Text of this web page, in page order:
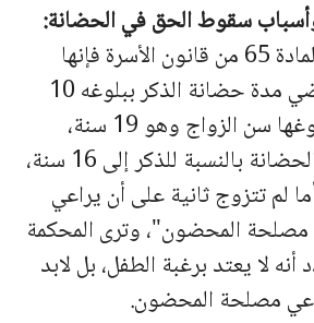
سقوط الحق في الحضانة:
بالرجوع إلى نص المادة 65 من قانون الأسرة فإنها
تنص على أنه "تنقضي مدة حضانة الذكر ببلوغه 10
سنوات والأنثى ببلوغها سن الزواج وهو 19 سنة،
وللقاضي أن يمدد الحضانة بالنسبة للذكر إلى 16 سنة،
لم تتزوج ثانية على أن يراعي
مصلحة المحضون"، وترى المحكمة
لا يعتد برغبة الطفل، بل لابد
مصلحة المحضون.